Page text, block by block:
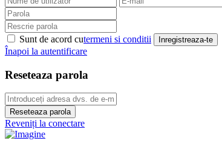
Sunt de acord cutermeni si conditii Inregistreaza-te
Înapoi la autentificare
Reseteaza parola
Reseteaza parola
Reveniți la conectare